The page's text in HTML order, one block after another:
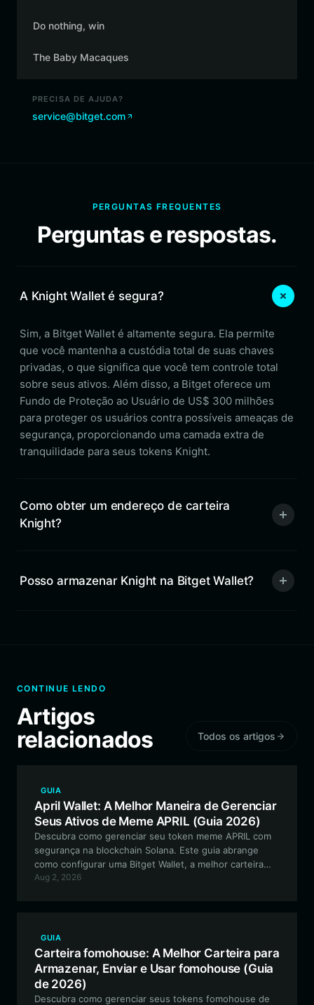
Do nothing, win
The Baby Macaques
PRECISA DE AJUDA?
service@bitget.com
PERGUNTAS FREQUENTES
Perguntas e respostas.
A Knight Wallet é segura?
Sim, a Bitget Wallet é altamente segura. Ela permite
que você mantenha a custódia total de suas chaves
privadas, o que significa que você tem controle total
sobre seus ativos. Além disso, a Bitget oferece um
Fundo de Proteção ao Usuário de US$ 300 milhões
para proteger os usuários contra possíveis ameaças de
segurança, proporcionando uma camada extra de
tranquilidade para seus tokens Knight.
Como obter um endereço de carteira
Knight?
Posso armazenar Knight na Bitget Wallet?
CONTINUE LENDO
Artigos
relacionados
Todos os artigos
GUIA
April Wallet: A Melhor Maneira de Gerenciar
Seus Ativos de Meme APRIL (Guia 2026)
Descubra como gerenciar seu token meme APRIL com
segurança na blockchain Solana. Este guia abrange
como configurar uma Bitget Wallet, a melhor carteira
para APRIL, e como participar do ecossistema voltado
Aug 2, 2026
GUIA
Carteira fomohouse: A Melhor Carteira para
Armazenar, Enviar e Usar fomohouse (Guia
de 2026)
Descubra como gerenciar seus tokens fomohouse de